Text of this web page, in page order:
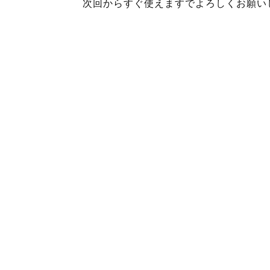
次回からすぐ使えますでよろしくお願い